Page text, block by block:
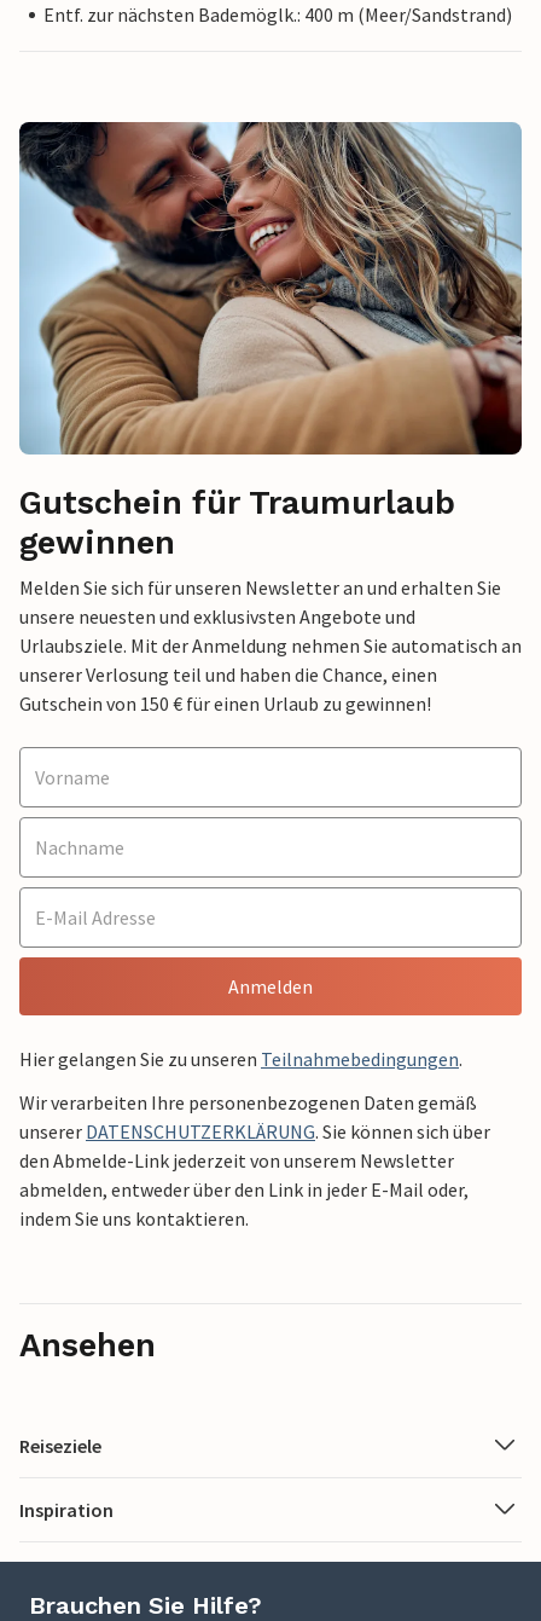
Entf. zur nächsten Bademöglk.: 400 m (Meer/Sandstrand)
Gutschein für Traumurlaub
gewinnen
Melden Sie sich für unseren Newsletter an und erhalten Sie
unsere neuesten und exklusivsten Angebote und
Urlaubsziele. Mit der Anmeldung nehmen Sie automatisch an
unserer Verlosung teil und haben die Chance, einen
Gutschein von 150 € für einen Urlaub zu gewinnen!
Anmelden
Hier gelangen Sie zu unseren Teilnahmebedingungen.
Wir verarbeiten Ihre personenbezogenen Daten gemäß
unserer DATENSCHUTZERKLÄRUNG. Sie können sich über
den Abmelde-Link jederzeit von unserem Newsletter
abmelden, entweder über den Link in jeder E-Mail oder,
indem Sie uns kontaktieren.
Ansehen
Reiseziele
Inspiration
Brauchen Sie Hilfe?